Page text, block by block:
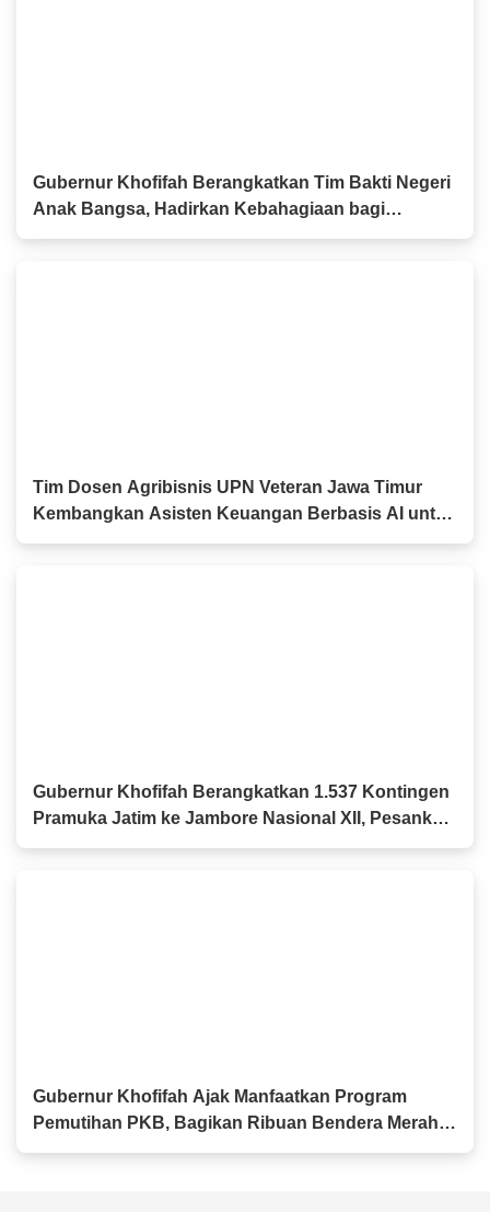
Gubernur Khofifah Berangkatkan Tim Bakti Negeri
Anak Bangsa, Hadirkan Kebahagiaan bagi
Keluarga Pahlawan dan Perintis Kemerdekaan
Tim Dosen Agribisnis UPN Veteran Jawa Timur
Kembangkan Asisten Keuangan Berbasis AI untuk
Kelompok Tani dan UMKM
Gubernur Khofifah Berangkatkan 1.537 Kontingen
Pramuka Jatim ke Jambore Nasional XII, Pesankan
Semangat Persaudaraan
Gubernur Khofifah Ajak Manfaatkan Program
Pemutihan PKB, Bagikan Ribuan Bendera Merah
Putih dan Sembako kepada Ojol Malang